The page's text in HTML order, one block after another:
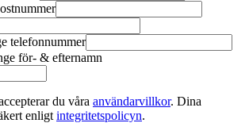
telefonnummer
för- & efternamn
du våra användarvillkor. Dina
enligt integritetspolicyn.